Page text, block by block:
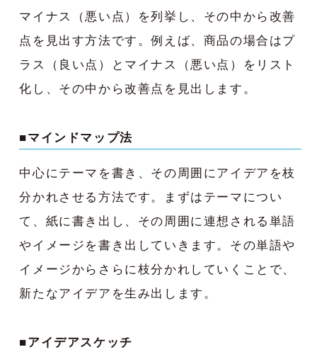
マイナス（悪い点）を列挙し、その中から改善
点を見出す方法です。例えば、商品の場合はプ
ラス（良い点）とマイナス（悪い点）をリスト
化し、その中から改善点を見出します。
■マインドマップ法
中心にテーマを書き、その周囲にアイデアを枝
分かれさせる方法です。まずはテーマについ
て、紙に書き出し、その周囲に連想される単語
やイメージを書き出していきます。その単語や
イメージからさらに枝分かれしていくことで、
新たなアイデアを生み出します。
■アイデアスケッチ